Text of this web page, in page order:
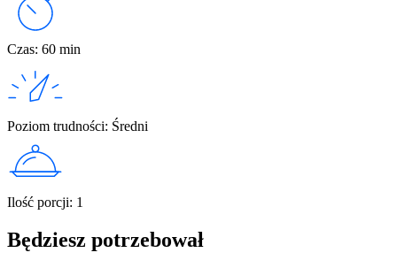
Czas: 60 min
Poziom trudności: Średni
Ilość porcji: 1
Będziesz potrzebował